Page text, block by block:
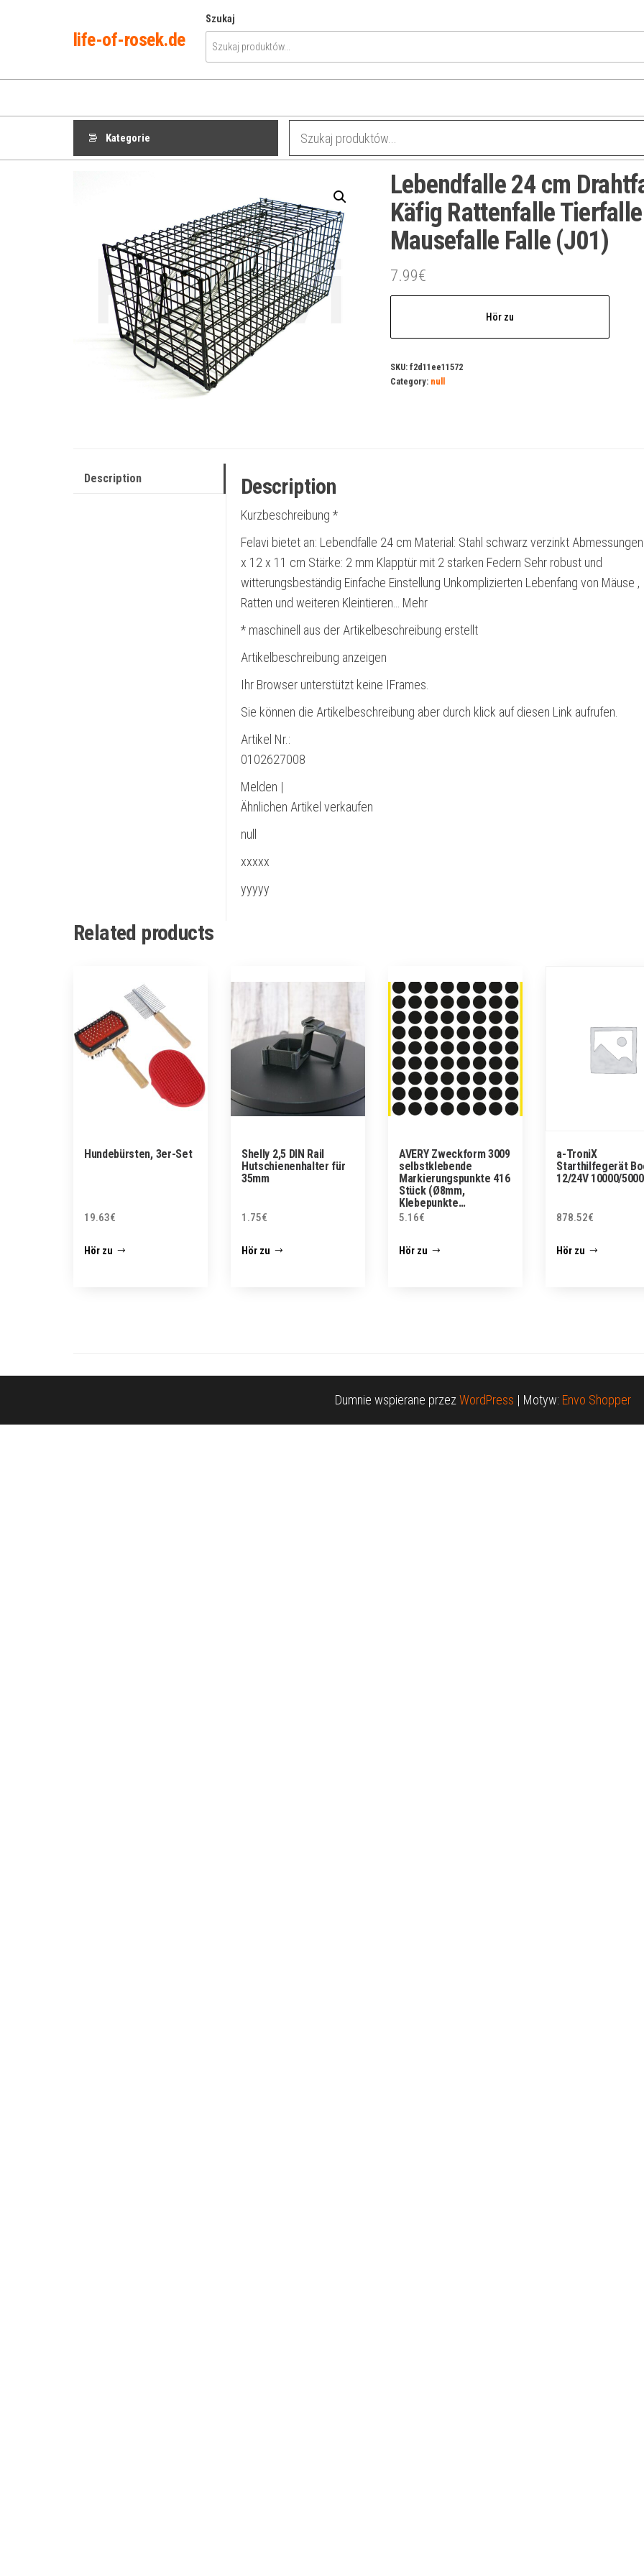
life-of-rosek.de
Szukaj
Kategorie
Lebendfalle 24 cm
Käfig Rattenfalle Tierfalle
Mausefalle Falle (J01)
7.99€
Hör zu
SKU: f2d11ee11572
Category: null
Description Description
Kurzbeschreibung *
Felavi bietet an: Lebendfalle 24 cm Material: Stahl schwarz verzinkt
x 12 x 11 cm Stärke: 2 mm Klapptür mit 2 starken Federn Sehr robust und
witterungsbeständig Einfache Einstellung Unkomplizierten Lebenfang von Mäuse ,
Ratten und weiteren Kleintieren… Mehr
* maschinell aus der Artikelbeschreibung erstellt
Artikelbeschreibung anzeigen
Ihr Browser unterstützt keine IFrames.
Sie können die Artikelbeschreibung aber durch klick auf diesen Link aufrufen.
Artikel Nr.:
0102627008
Melden |
Ähnlichen Artikel verkaufen
null
xxxxx
yyyyy
Related products
Hundebürsten, 3er-Set
19.63€
Hör zu
Shelly 2,5 DIN Rail
Hutschienenhalter für
35mm
1.75€
Hör zu
AVERY Zweckform 3009
selbstklebende
Markierungspunkte 416
Stück (Ø8mm,
Klebepunkte…
5.16€
Hör zu
a-TroniX
Starthilfegerät
12/24V 10000/
878.52€
Hör zu
Dumnie wspierane przez WordPress | Motyw: Envo Shopper